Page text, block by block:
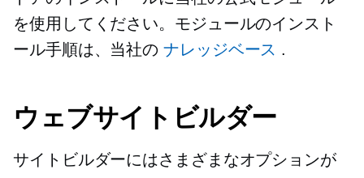
を使用してください。モジュールのインスト
ール手順は、当社の ナレッジベース .
ウェブサイトビルダー
サイトビルダーにはさまざまなオプションが